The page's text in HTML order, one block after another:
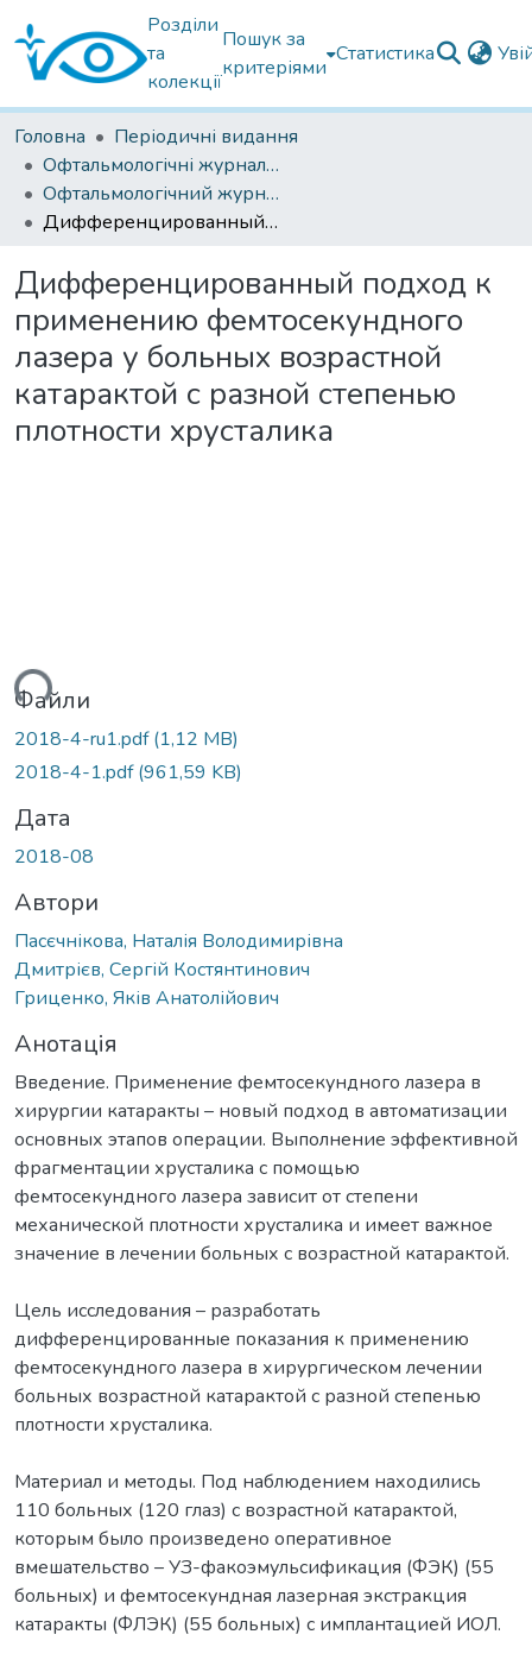
Розділи
та
колекції
Пошук за
критеріями
Статистика
Головна
Періодичні видання
Офтальмологічні журнали українські
Офтальмологічний журнал 2018
Дифференцированный подход к применению фемтосекундного лазера у больных возрастной катарактой с разной степенью плотности хрусталика
Дифференцированный подход к
применению фемтосекундного
лазера у больных возрастной
катарактой с разной степенью
плотности хрусталика
Файли
2018-4-ru1.pdf(1,12 MB)
2018-4-1.pdf(961,59 KB)
Дата
2018-08
Автори
Пасєчнікова, Наталія Володимирівна
Дмитрієв, Сергій Костянтинович
Гриценко, Яків Анатолійович
Анотація
Введение. Применение фемтосекундного лазера в
хирургии катаракты – новый подход в автоматизации
основных этапов операции. Выполнение эффективной
фрагментации хрусталика с помощью
фемтосекундного лазера зависит от степени
механической плотности хрусталика и имеет важное
значение в лечении больных с возрастной катарактой.
Цель исследования – разработать
дифференцированные показания к применению
фемтосекундного лазера в хирургическом лечении
больных возрастной катарактой с разной степенью
плотности хрусталика.
Материал и методы. Под наблюдением находились
110 больных (120 глаз) с возрастной катарактой,
которым было произведено оперативное
вмешательство – УЗ-факоэмульсификация (ФЭК) (55
больных) и фемтосекундная лазерная экстракция
катаракты (ФЛЭК) (55 больных) с имплантацией ИОЛ.